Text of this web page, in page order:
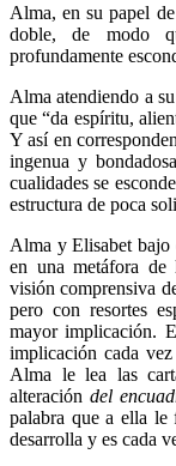
Alma, en su papel
doble, de modo
profundamente
Alma atendiendo a
que “da espíritu,
Y así en
ingenua y
cualidades se
estructura de poca
Alma y Elisabet bajo
en una metáfora de
visión comprensiva
pero con resortes
mayor implicación.
implicación cada
Alma le lea las
alteración del
palabra que a ella le
desarrolla y es cada